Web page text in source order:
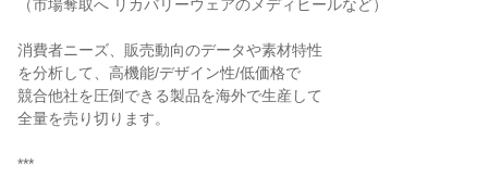
（市場奪取へ リカバリーウェアのメディヒールなど）
消費者ニーズ、販売動向のデータや素材特性
を分析して、高機能/デザイン性/低価格で
競合他社を圧倒できる製品を海外で生産して
全量を売り切ります。
***